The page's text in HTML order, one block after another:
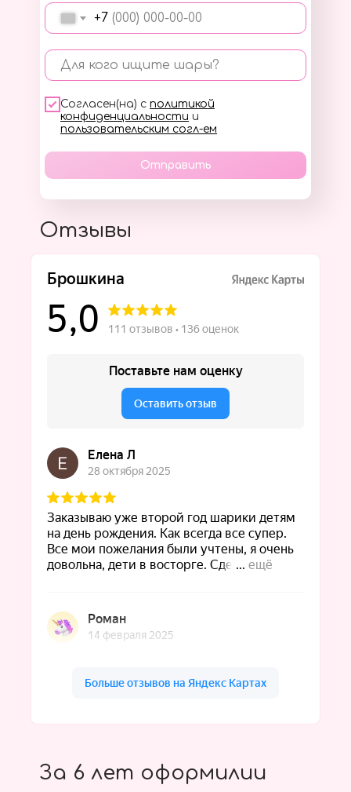
+7
Для кого ищите шары?
Согласен(на) с политикой
конфиденциальности и
пользовательским согл-ем
Отправить
Отзывы
За 6 лет оформилии